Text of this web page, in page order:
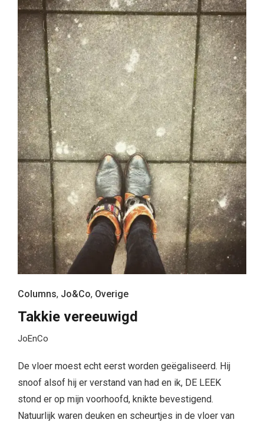
Columns, Jo&Co, Overige
Takkie vereeuwigd
JoEnCo
De vloer moest echt eerst worden geëgaliseerd. Hij
snoof alsof hij er verstand van had en ik, DE LEEK
stond er op mijn voorhoofd, knikte bevestigend.
Natuurlijk waren deuken en scheurtjes in de vloer van